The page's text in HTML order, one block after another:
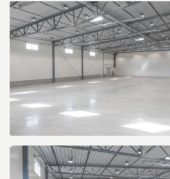
Dammliden
7
Dammliden